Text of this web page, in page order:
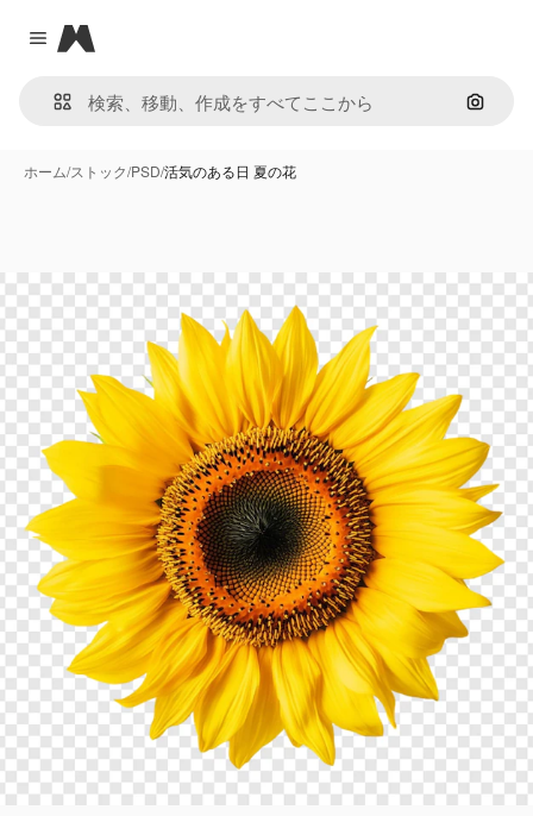
Close menu
Magnific
画像で
ホーム/ストック/PSD/活気のある日 夏の花